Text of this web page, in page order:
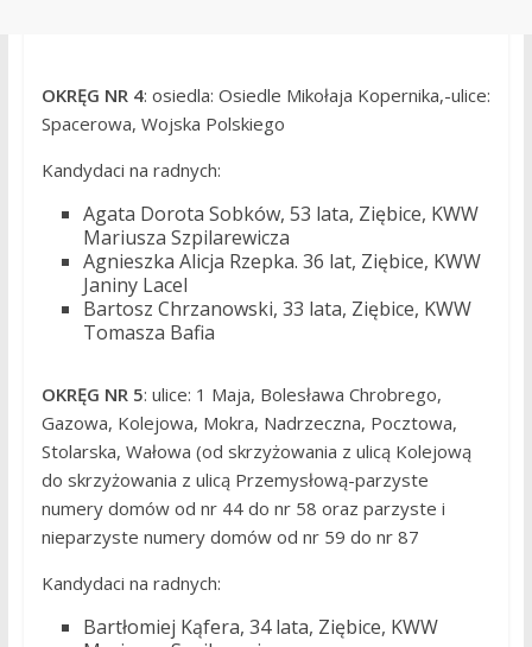
OKRĘG NR 4: osiedla: Osiedle Mikołaja Kopernika,-ulice:
Spacerowa, Wojska Polskiego
Kandydaci na radnych:
Agata Dorota Sobków, 53 lata, Ziębice, KWW
Mariusza Szpilarewicza
Agnieszka Alicja Rzepka. 36 lat, Ziębice, KWW
Janiny Lacel
Bartosz Chrzanowski, 33 lata, Ziębice, KWW
Tomasza Bafia
OKRĘG NR 5: ulice: 1 Maja, Bolesława Chrobrego,
Gazowa, Kolejowa, Mokra, Nadrzeczna, Pocztowa,
Stolarska, Wałowa (od skrzyżowania z ulicą Kolejową
do skrzyżowania z ulicą Przemysłową-parzyste
numery domów od nr 44 do nr 58 oraz parzyste i
nieparzyste numery domów od nr 59 do nr 87
Kandydaci na radnych:
Bartłomiej Kąfera, 34 lata, Ziębice, KWW